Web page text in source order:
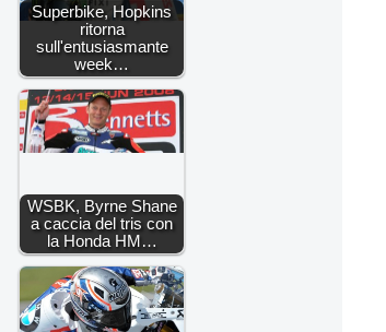
Superbike, Hopkins
ritorna
sull'entusiasmante
week…
WSBK, Byrne Shane
a caccia del tris con
la Honda HM…